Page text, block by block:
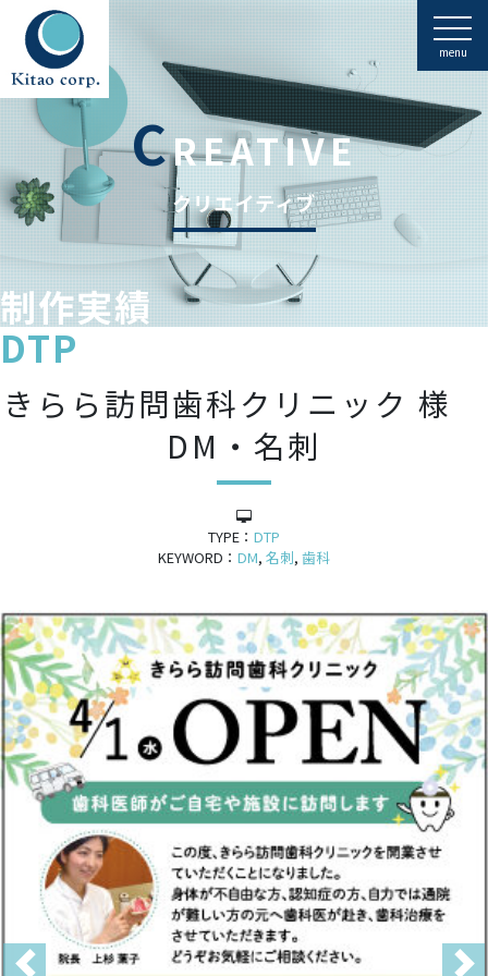
menu
CREATIVE
クリエイティブ
制作実績
DTP
きらら訪問歯科クリニック 様
DM・名刺
TYPE： DTP
KEYWORD： DM, 名刺, 歯科